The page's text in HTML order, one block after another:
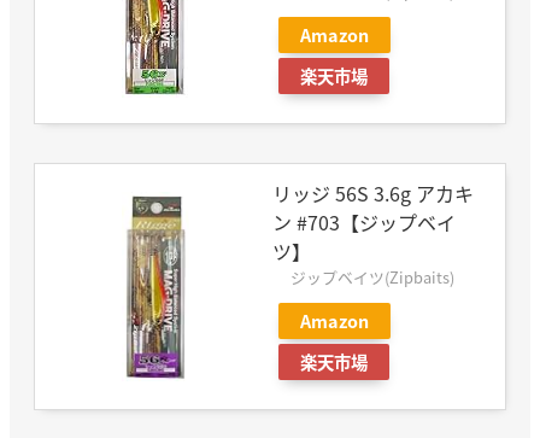
Amazon
楽天市場
リッジ 56S 3.6g アカキ
ン #703【ジップベイ
ツ】
ジップベイツ(Zipbaits)
Amazon
楽天市場